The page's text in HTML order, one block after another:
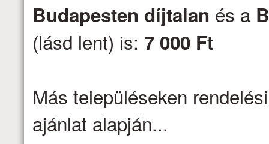
Budapesten díjtalan és a
(lásd lent) is: 7 000 Ft
Más településeken
ajánlat alapján...